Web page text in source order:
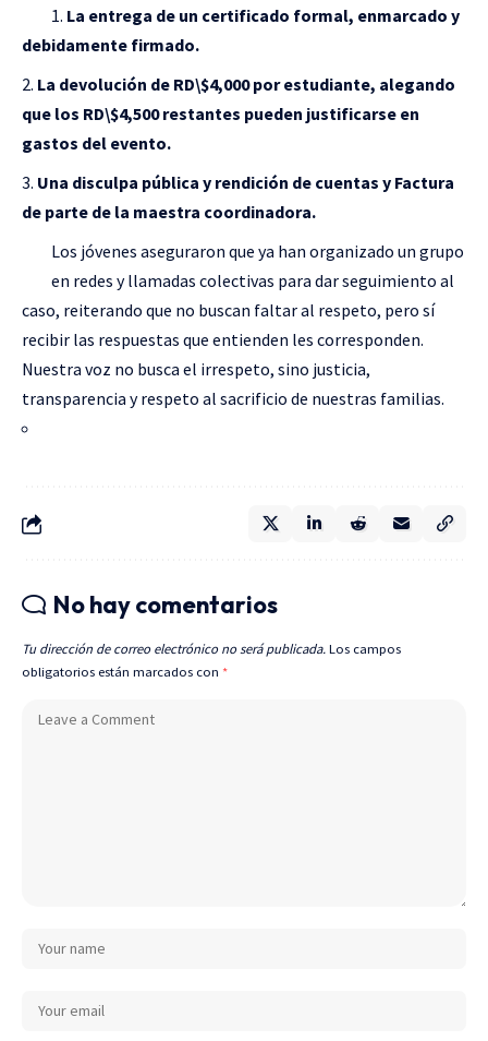
La entrega de un certificado formal, enmarcado y
debidamente firmado.
La devolución de RD\$4,000 por estudiante, alegando
que los RD\$4,500 restantes pueden justificarse en
gastos del evento.
Una disculpa pública y rendición de cuentas y Factura
de parte de la maestra coordinadora.
Los jóvenes aseguraron que ya han organizado un grupo
en redes y llamadas colectivas para dar seguimiento al
caso, reiterando que no buscan faltar al respeto, pero sí
recibir las respuestas que entienden les corresponden.
Nuestra voz no busca el irrespeto, sino justicia,
transparencia y respeto al sacrificio de nuestras familias.
No hay comentarios
Tu dirección de correo electrónico no será publicada. Los campos
obligatorios están marcados con *